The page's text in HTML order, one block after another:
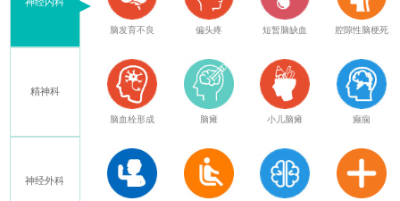
神经内科
精神科
神经外科
脑发育不良 偏头疼 短暂脑缺血 腔隙性脑梗死
脑血栓形成 脑瘫 小儿脑瘫 癫痫